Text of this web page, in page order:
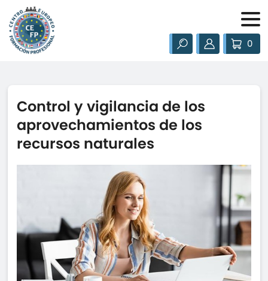
0
Control y vigilancia de los
aprovechamientos de los
recursos naturales